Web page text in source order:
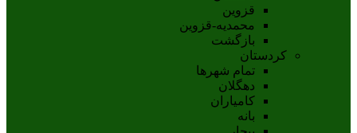
قزوين
محمديه-قزوين
بازگشت
کردستان
تمام شهر‌ها
دهگلان
کامیاران
بانه